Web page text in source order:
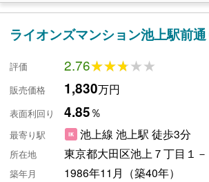
ライオンズマンション池上駅前通
評価 2.76★★★★★
★★★★★
販売価格 1,830万円
表面利回り 4.85％
最寄り駅 池上線 池上駅 徒歩3分
所在地 東京都大田区池上７丁目１－
築年月 1986年11月（築40年）